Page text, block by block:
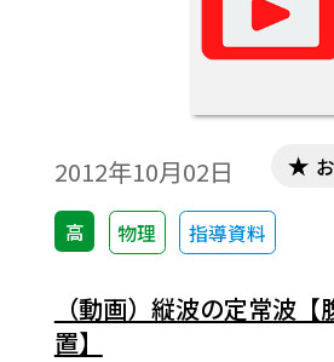
2012年10月02日
高 物理 指導資料
（動画）縦波の定常波
置】